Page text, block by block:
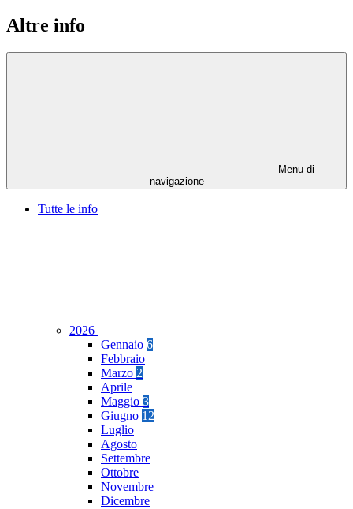
Altre info
Menu di
navigazione
Tutte le info
2026
Gennaio 6
Febbraio
Marzo 2
Aprile
Maggio 3
Giugno 12
Luglio
Agosto
Settembre
Ottobre
Novembre
Dicembre